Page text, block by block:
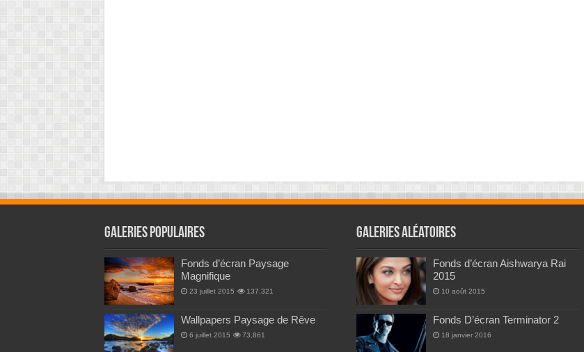
Galeries Populaires
Fonds d’écran Paysage
Magnifique
23 juillet 2015 137,321
Wallpapers Paysage de Rêve
6 juillet 2015 73,861
Galeries Aléatoires
Fonds d’écran Aishwarya Rai
2015
10 août 2015
Fonds D’écran Terminator 2
18 janvier 2016